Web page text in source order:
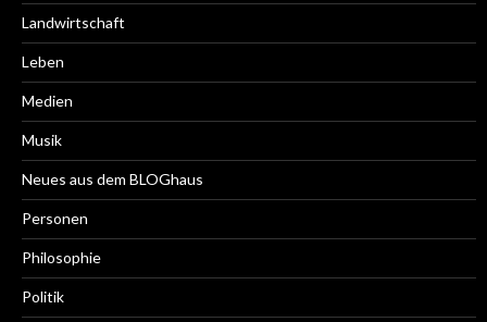
Landwirtschaft
Leben
Medien
Musik
Neues aus dem BLOGhaus
Personen
Philosophie
Politik